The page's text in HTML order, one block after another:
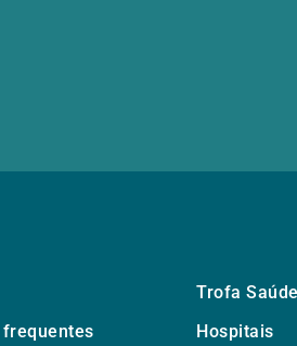
Trofa
frequentes
Hospitais